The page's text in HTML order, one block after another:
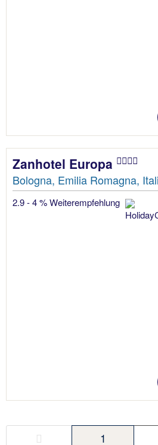
Zanhotel Europa
Bologna, Emilia Romagna,
2.9 - 4 % Weiterempfehlung
1